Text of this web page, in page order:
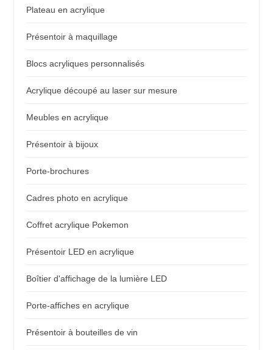
Plateau en acrylique
Présentoir à maquillage
Blocs acryliques personnalisés
Acrylique découpé au laser sur mesure
Meubles en acrylique
Présentoir à bijoux
Porte-brochures
Cadres photo en acrylique
Coffret acrylique Pokemon
Présentoir LED en acrylique
Boîtier d'affichage de la lumière LED
Porte-affiches en acrylique
Présentoir à bouteilles de vin